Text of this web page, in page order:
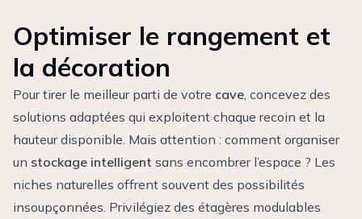
Optimiser le rangement et
la décoration
Pour tirer le meilleur parti de votre cave, concevez des
solutions adaptées qui exploitent chaque recoin et la
hauteur disponible. Mais attention : comment organiser
un stockage intelligent sans encombrer l’espace ? Les
niches naturelles offrent souvent des possibilités
insoupçonnées. Privilégiez des étagères modulables